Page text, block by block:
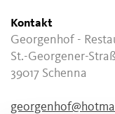
Kontakt
Georgenhof -
St.-Georgener-
39017 Schenna